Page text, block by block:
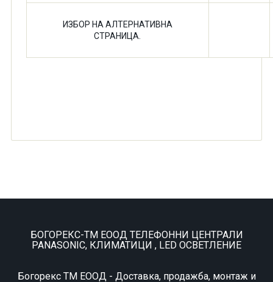
ИЗБОР НА АЛТЕРНАТИВНА
СТРАНИЦА.
БОГОРЕКС-ТМ ЕООД ТЕЛЕФОННИ ЦЕНТРАЛИ
PANASONIC, КЛИМАТИЦИ , LED ОСВЕТЛЕНИЕ
Богорекс ТМ ЕООД - Доставка, продажба, монтаж и